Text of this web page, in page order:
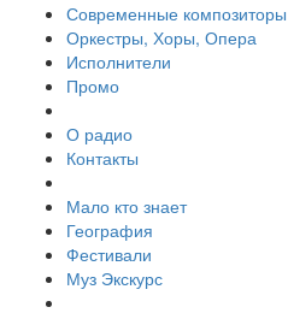
Современные композиторы
Оркестры, Хоры, Опера
Исполнители
Промо
О радио
Контакты
Мало кто знает
География
Фестивали
Муз Экскурс